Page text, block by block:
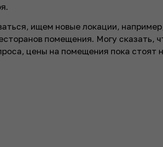
ищем новые локации,
помещения. Могу сказать,
цены на помещения пока стоят